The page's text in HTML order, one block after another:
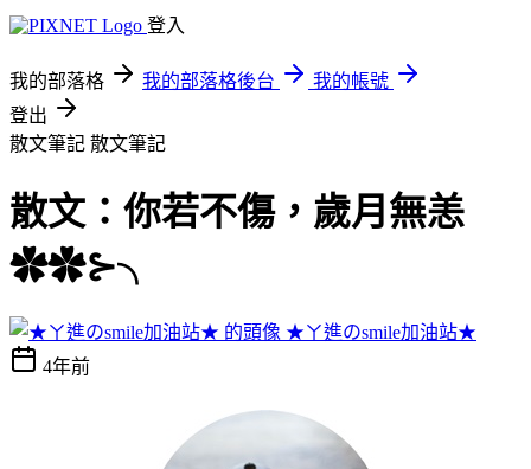
登入
我的部落格 我的部落格後台
我的帳號
登出
散文筆記 散文筆記
散文：你若不傷，歲月無恙
✿✿⊱╮
★ㄚ進のsmile加油站★
4年前